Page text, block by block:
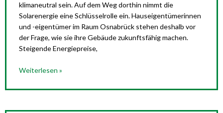
klimaneutral sein. Auf dem Weg dorthin nimmt die
Solarenergie eine Schlüsselrolle ein. Hauseigentümerinnen
und -eigentümer im Raum Osnabrück stehen deshalb vor
der Frage, wie sie ihre Gebäude zukunftsfähig machen.
Steigende Energiepreise,
Weiterlesen »